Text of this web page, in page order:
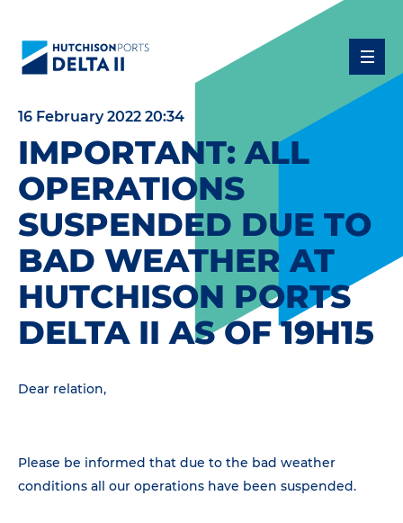
16 February 2022 20:34
IMPORTANT: ALL
OPERATIONS
SUSPENDED DUE TO
BAD WEATHER AT
HUTCHISON PORTS
DELTA II AS OF 19H15
Dear relation,
Please be informed that due to the bad weather
conditions all our operations have been suspended.